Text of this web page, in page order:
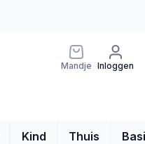
Mandje Inloggen
Kind Thuis